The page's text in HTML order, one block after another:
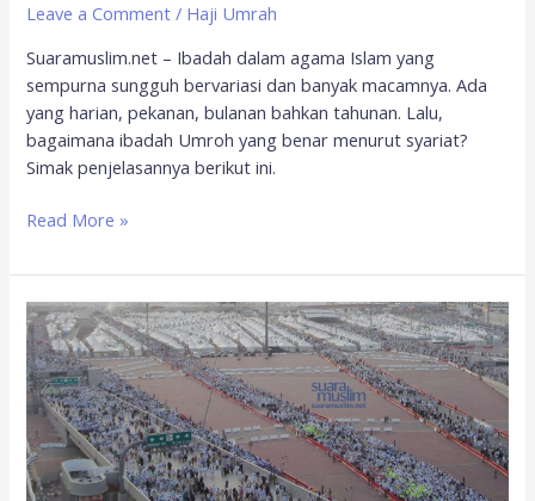
Leave a Comment / Haji Umrah
Suaramuslim.net – Ibadah dalam agama Islam yang
sempurna sungguh bervariasi dan banyak macamnya. Ada
yang harian, pekanan, bulanan bahkan tahunan. Lalu,
bagaimana ibadah Umroh yang benar menurut syariat?
Simak penjelasannya berikut ini.
Read More »
Begini
Tata
Cara
Umrah
yang
Diajarkan
Rasulullah